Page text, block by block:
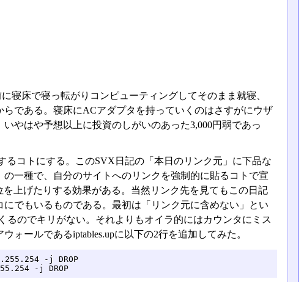
寝床で寝っ転がりコンピューティングしてそのまま就寝、
である。寝床にACアダプタを持っていくのはさすがにウザ
やはや予想以上に投資のしがいのあった3,000円弱であっ
コトにする。このSVX日記の「本日のリンク元」に下品な
一種で、自分のサイトへのリンクを強制的に貼るコトで宣
上げたりする効果がある。当然リンク先を見てもこの日記
でもいるものである。最初は「リンク元に含めない」とい
るのでキリがない。それよりもオイラ的にはカウンタにミス
ォールであるiptables.upに以下の2行を追加してみた。
-j DROP
-j DROP